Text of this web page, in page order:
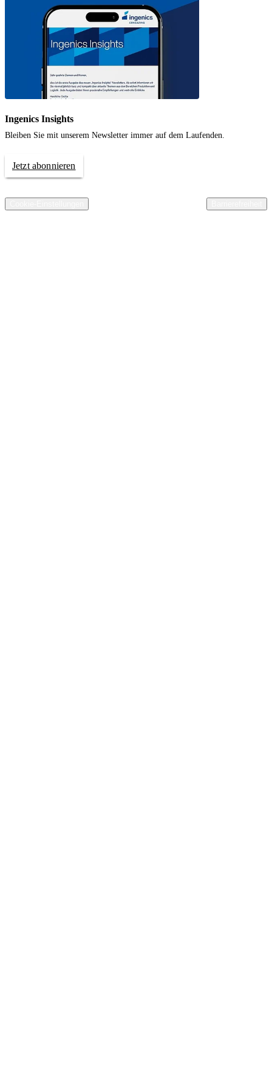
Ingenics Insights
Bleiben Sie mit unserem Newsletter immer auf dem Laufenden.
Jetzt abonnieren
© 2026 Ingenics AG. All rights reserved.